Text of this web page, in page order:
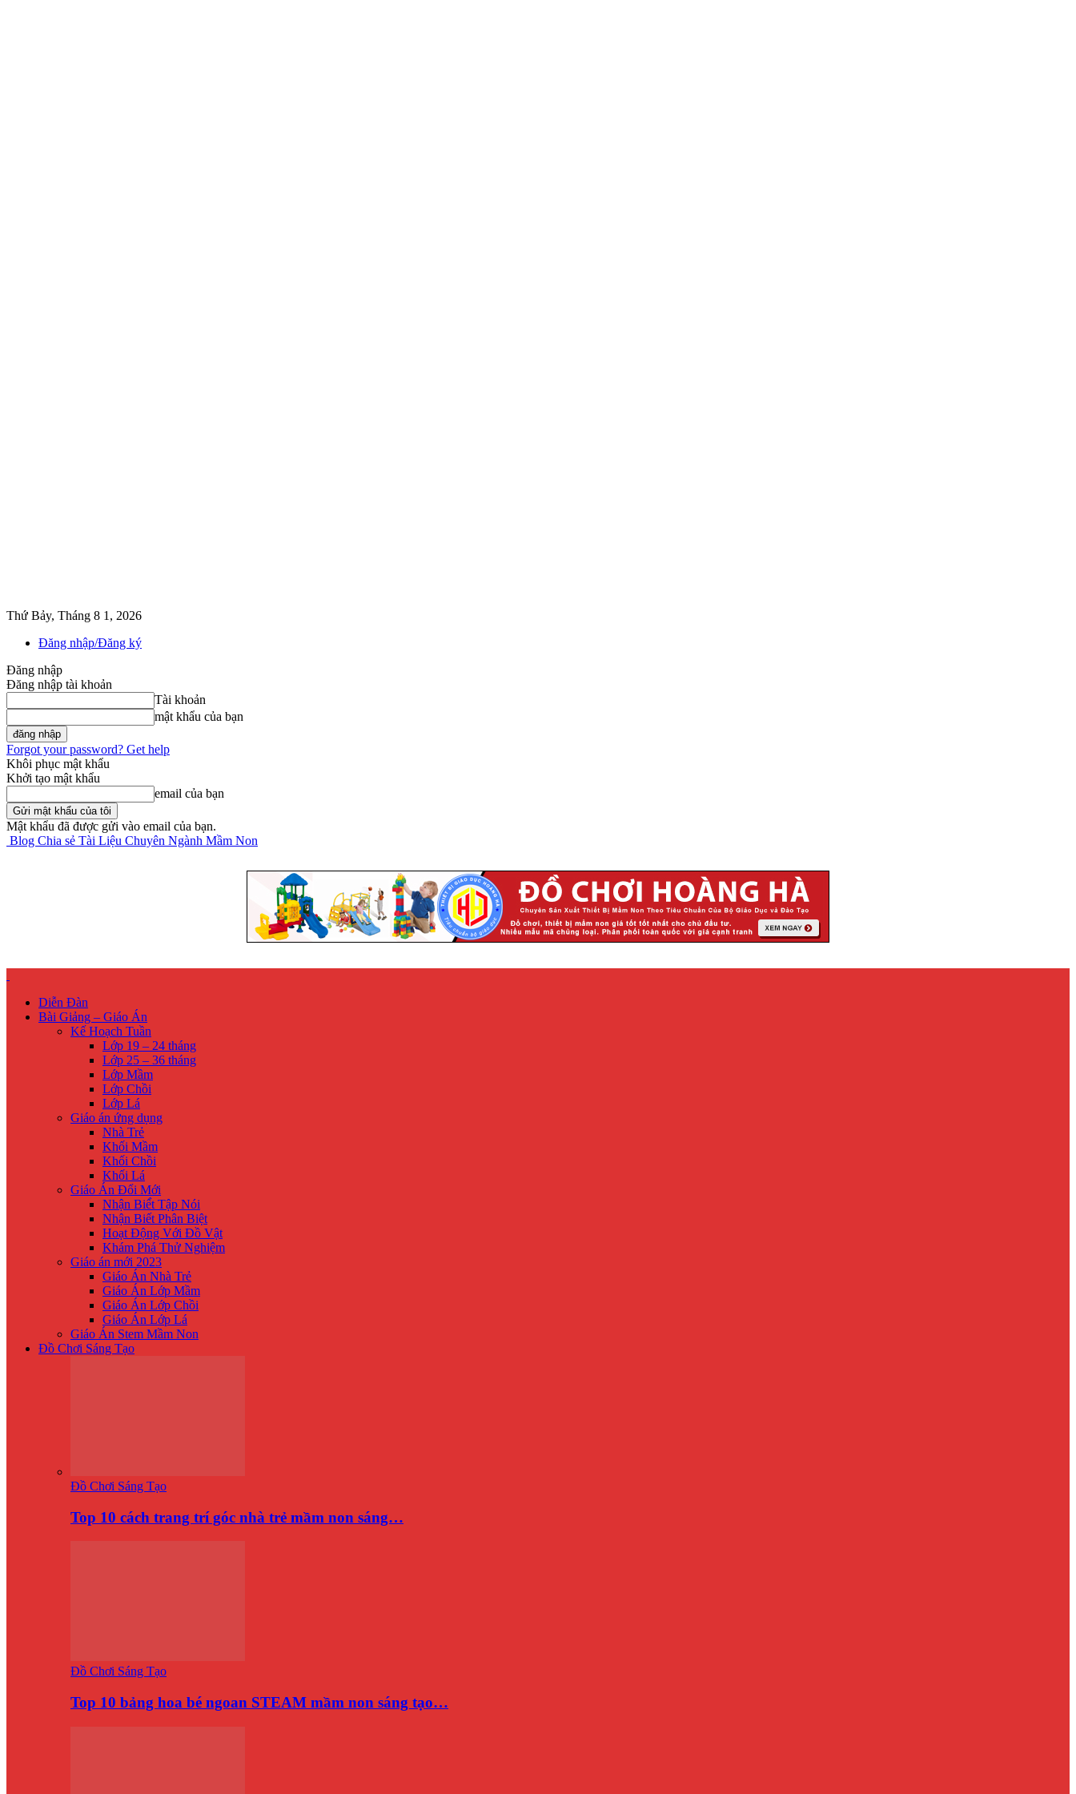
Thứ Bảy, Tháng 8 1, 2026
Đăng nhập/Đăng ký
Đăng nhập
Đăng nhập tài khoản
Tài khoản
mật khẩu của bạn
Forgot your password? Get help
Khôi phục mật khẩu
Khởi tạo mật khẩu
email của bạn
Mật khẩu đã được gửi vào email của bạn.
Blog Chia sẻ Tài Liệu Chuyên Ngành Mầm Non
Diễn Đàn
Bài Giảng – Giáo Án
Kế Hoạch Tuần
Lớp 19 – 24 tháng
Lớp 25 – 36 tháng
Lớp Mầm
Lớp Chồi
Lớp Lá
Giáo án ứng dụng
Nhà Trẻ
Khối Mầm
Khối Chồi
Khối Lá
Giáo Án Đổi Mới
Nhận Biế́t Tập Nói
Nhận Biết Phân Biệt
Hoạt Động Với Đồ Vật
Khám Phá Thử Nghiệm
Giáo án mới 2023
Giáo Án Nhà Trẻ
Giáo Án Lớp Mầm
Giáo Án Lớp Chồi
Giáo Án Lớp Lá
Giáo Án Stem Mầm Non
Đồ Chơi Sáng Tạo
Đồ Chơi Sáng Tạo
Top 10 cách trang trí góc nhà trẻ mầm non sáng…
Đồ Chơi Sáng Tạo
Top 10 bảng hoa bé ngoan STEAM mầm non sáng tạo…